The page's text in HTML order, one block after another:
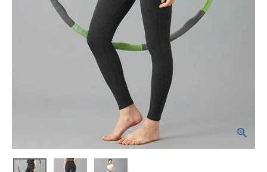
INFORMATIOM
プライバシーポリシー